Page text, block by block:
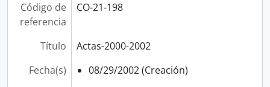
Código de
referencia
CO-21-198
Título
Actas-2000-2002
Fecha(s)
08/29/2002 (Creación)